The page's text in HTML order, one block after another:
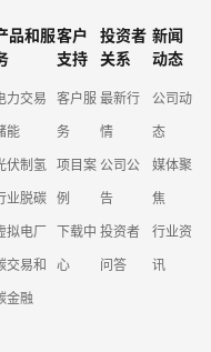
品和服
力交易
能
伏制氢
业脱碳
拟电厂
交易和
金融
客户
支持
客户服
务
项目案
例
下载中
心
投资者
关系
最新行
情
公司公
告
投资者
问答
新闻
动态
公司动
态
媒体聚
焦
行业资
讯